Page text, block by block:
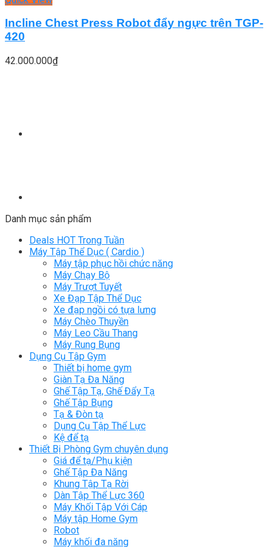
Incline Chest Press Robot đẩy ngực trên TGP-
420
42.000.000₫
Danh mục sản phẩm
Deals HOT Trong Tuần
Máy Tập Thể Dục ( Cardio )
Máy tập phục hồi chức năng
Máy Chạy Bộ
Máy Trượt Tuyết
Xe Đạp Tập Thể Dục
Xe đạp ngồi có tựa lưng
Máy Chèo Thuyền
Máy Leo Cầu Thang
Máy Rung Bụng
Dụng Cụ Tập Gym
Thiết bị home gym
Giàn Tạ Đa Năng
Ghế Tập Tạ, Ghế Đẩy Tạ
Ghế Tập Bụng
Tạ & Đòn tạ
Dụng Cụ Tập Thể Lực
Kệ để tạ
Thiết Bị Phòng Gym chuyên dụng
Giá để tạ/Phụ kiện
Ghế Tập Đa Năng
Khung Tập Tạ Rời
Dàn Tập Thể Lực 360
Máy Khối Tập Với Cáp
Máy tập Home Gym
Robot
Máy khối đa năng